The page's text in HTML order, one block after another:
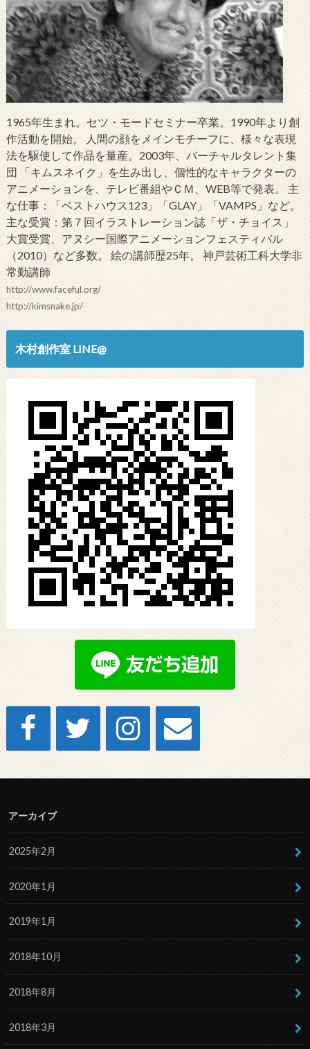
1965年生まれ。セツ・モードセミナー卒業。1990年より創
作活動を開始。 人間の顔をメインモチーフに、様々な表現
法を駆使して作品を量産。2003年、バーチャルタレント集
団 「キムスネイク」を生み出し、個性的なキャラクターの
アニメーションを、テレビ番組やＣＭ、WEB等で発表。 主
な仕事：「ベストハウス123」「GLAY」「VAMPS」など。
主な受賞：第７回イラストレーション誌「ザ・チョイス」
大賞受賞、アヌシー国際アニメーションフェスティバル
（2010）など多数。 絵の講師歴25年。 神戸芸術工科大学非
常勤講師
http://www.faceful.org/
http://kimsnake.jp/
木村創作室 LINE@
アーカイブ
2025年2月
2020年1月
2019年1月
2018年10月
2018年8月
2018年3月